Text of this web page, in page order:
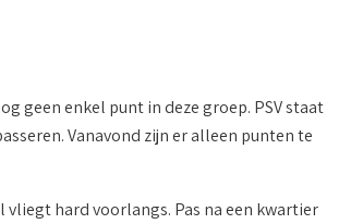
geen enkel punt in deze groep. PSV staat
Vanavond zijn er alleen punten te
hard voorlangs. Pas na een kwartier